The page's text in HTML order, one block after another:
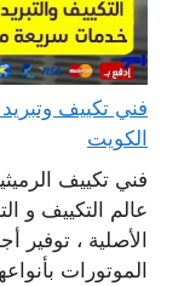
الكويت
فني تكييف
عالم التكييف و
الأصلية ، توفير
الموتورات